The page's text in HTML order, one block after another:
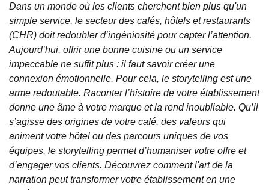
Dans un monde où les clients cherchent bien plus qu'un
simple service, le secteur des cafés, hôtels et restaurants
(CHR) doit redoubler d’ingéniosité pour capter l’attention.
Aujourd’hui, offrir une bonne cuisine ou un service
impeccable ne suffit plus : il faut savoir créer une
connexion émotionnelle. Pour cela, le storytelling est une
arme redoutable. Raconter l’histoire de votre établissement
donne une âme à votre marque et la rend inoubliable. Qu’il
s’agisse des origines de votre café, des valeurs qui
animent votre hôtel ou des parcours uniques de vos
équipes, le storytelling permet d’humaniser votre offre et
d’engager vos clients. Découvrez comment l'art de la
narration peut transformer votre établissement en une